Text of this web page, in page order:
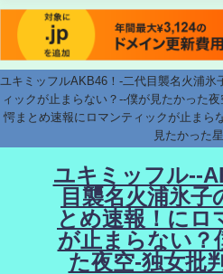
ユキミッフルAKB46！-二代目襲名火浦
ィックが止まらない？--僕が見たかった
愕まとめ速報にロマンティックが止まら
見たかった
ユキミッフル--
目襲名火浦氷子
とめ速報！にロ
が止まらない？
た夜空-独女批